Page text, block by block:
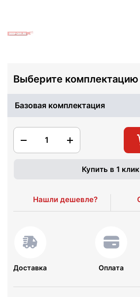
Выберите комплектацию
Базовая комплектация
1
Купить в 1 клик
Нашли дешевле?
Доставка Оплата